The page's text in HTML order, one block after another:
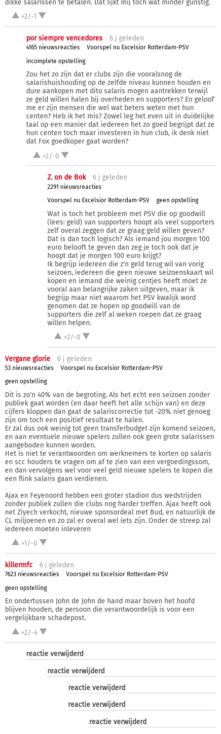
dikke salarissen te betalen. Dat lijkt mij toch wat minder gunstig.
+2/-1
por siempre vencedores 6 j geleden
4165 nieuwsreacties
Voorspel nu Excelsior Rotterdam-PSV
incomplete opstelling
Zou het zo zijn dat er clubs zijn die vooralsnog de
salarishuishouding op de zelfde niveau kunnen houden en
dure aankopen met dito salaris mogen aantrekken terwijl
ze geld willen halen bij overheden en supporters? En geloof
me er zijn mensen die wel wat beters weten met hun
centen? Heb ik het mis? Zowel leg het even uit in duidelijke
taal op een manier dat iedereen het zo goed begrijpt dat ze
hun centen toch maar investeren in hun club, ik denk niet
dat Fox goedkoper gaat worden?
+2/-0
Z. on de Bok 6 j geleden
2291 nieuwsreacties
Voorspel nu Excelsior Rotterdam-PSV
geen opstelling
Wat is toch het probleem met PSV die op goodwill
(lees: geld) van supporters hoopt als veel supporters
zelf overal zeggen dat ze graag geld willen geven?
Dat is dan toch logisch? Als iemand jou morgen 100
euro belooft te geven dan zeg je toch ook dat je
hoopt dat je morgen 100 euro krijgt?
Ik begrijp iedereen die z'n geld terug wil van vorig
seizoen, iedereen die geen nieuwe seizoenskaart wil
kopen en iemand die weinig centjes heeft moet ze
vooral aan belangrijke zaken uitgeven, maar ik
begrijp maar niet waarom het PSV kwalijk word
genomen dat ze hopen op goodwill van de
supporters die zelf al weken roepen dat ze graag
willen helpen.
+2/-0
Vergane glorie 6 j geleden
53 nieuwsreacties
Voorspel nu Excelsior Rotterdam-PSV
geen opstelling
Dit is zo'n 40% van de begroting. Als het echt een seizoen zonder
publiek gaat worden (en daar heeft het alle schijn van) en deze
cijfers kloppen dan gaat de salariscorrectie tot -20% niet genoeg
zijn om toch een positief resultaat te halen.
Er zal dus ook weinig tot geen transferbudget zijn komend seizoen,
en aan eventuele nieuwe spelers zullen ook geen grote salarissen
aangeboden kunnen worden.
Het is niet te verantwoorden om werknemers te korten op salaris
en scc houders te vragen om af te zien van een vergoedingssom,
en dan vervolgens wel voor veel geld nieuwe spelers te kopen die
een flink salaris gaan verdienen.
Ajax en Feyenoord hebben een groter stadion dus wedstrijden
zonder publiek zullen die clubs nog harder treffen. Ajax heeft ook
net Ziyech verkocht, nieuwe sponsordeal met Bud, en natuurlijk de
CL miljoenen en zo zal er overal wel iets zijn. Onder de streep zal
iedereen moeten inleveren
+1/-0
killermfc 6 j geleden
7623 nieuwsreacties
Voorspel nu Excelsior Rotterdam-PSV
geen opstelling
En ondertussen John de John de hand maar boven het hoofd
blijven houden, de persoon die verantwoordelijk is voor een
vergelijkbare schadepost.
+2/-4
reactie verwijderd
reactie verwijderd
reactie verwijderd
reactie verwijderd
reactie verwijderd